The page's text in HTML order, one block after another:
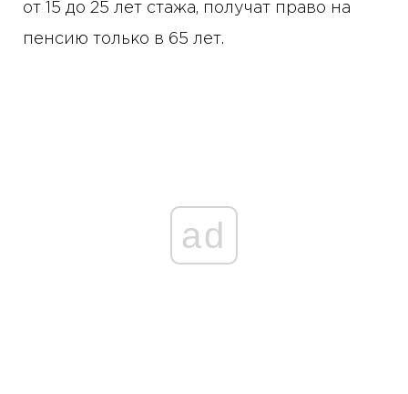
от 15 до 25 лет стажа, получат право на
пенсию только в 65 лет.
ad